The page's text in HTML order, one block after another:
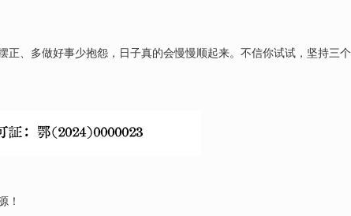
、多做好事少抱怨，日子真的会慢慢顺起来。不信你试试，坚持三个
！